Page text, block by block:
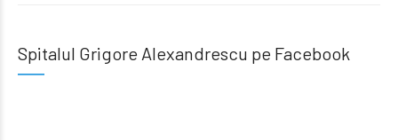
Spitalul Grigore Alexandrescu pe Facebook